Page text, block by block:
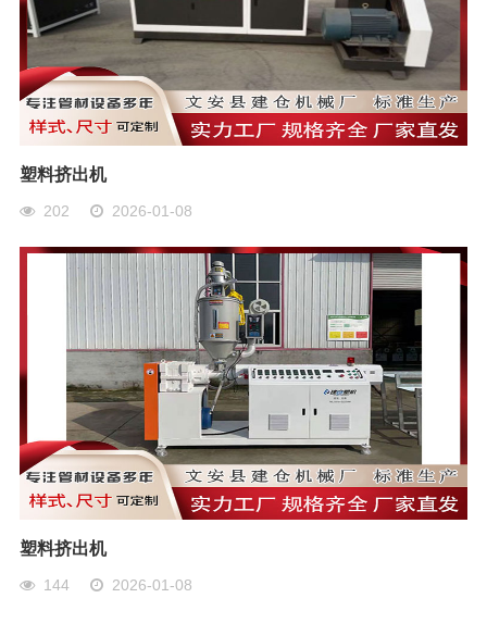
塑料挤出机
202 2026-01-08
塑料挤出机
144 2026-01-08